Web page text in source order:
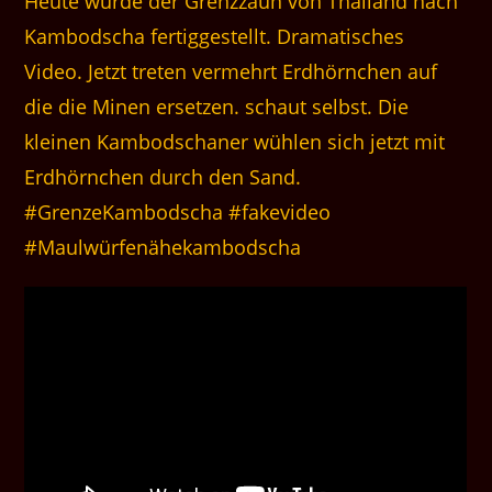
Kambodscha fertiggestellt. Dramatisches
Video. Jetzt treten vermehrt Erdhörnchen auf
die die Minen ersetzen. schaut selbst. Die
kleinen Kambodschaner wühlen sich jetzt mit
Erdhörnchen durch den Sand.
#GrenzeKambodscha #fakevideo
#Maulwürfenähekambodscha